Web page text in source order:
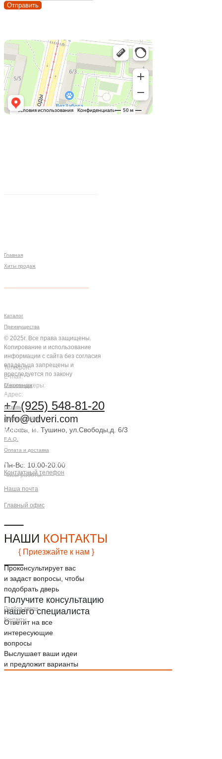
Проконсультирует вас
и задаст вопросы, чтобы
подобрать дверь
Получите консультацию
нашего специалиста
Ответит на все
интересующие
вопросы
Выслушает ваши идеи
и предложит варианты
Телефон:
E-mail:
Мессенджеры:
Адрес:
+7 (925) 548-81-20
info@udveri.com
Москва, м. Тушино, ул.Свободы,д. 6/3
Пн-Вс: 10:00-20:00
Часы работы:
НАШИ КОНТАКТЫ
{ Приезжайте к нам }
Главная
Хиты продаж
Мы на связи
Каталог
Преимущества
© 2025г. Все права защищены.
Копирование и использование
информации с сайта без согласия
владельца запрещены и
преследуется по закону
О компании
Компания
Отзывы
Акции и скидки
Клиентам
F.A.Q.
Оплата и доставка
Контактная информация
Контактный телефон
Наша почта
Главный офис
Подбор двери
Контакты
Отправить